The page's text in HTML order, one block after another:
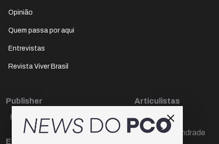
Opinião
Quem passa por aqui
Entrevistas
Revista Viver Brasil
Publisher
Paulo Cesar de Oliveira
Editora Chefe
Articulistas
Décio Freire
Dr Marcos Andrade